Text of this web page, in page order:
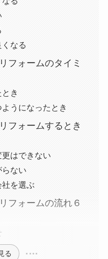
なる
フォームのタイミ
き
うになったとき
フォームするとき
はできない
ない
を選ぶ
フォームの流れ６
る